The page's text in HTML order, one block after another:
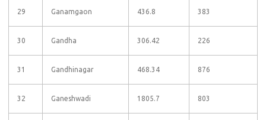
29 Ganamgaon 436.8 383
30 Gandha 306.42 226
31 Gandhinagar 468.34 876
32 Ganeshwadi 1805.7 803